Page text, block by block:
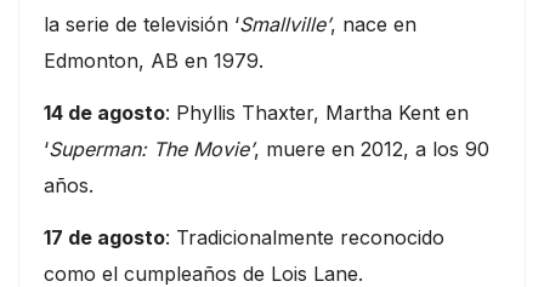
la serie de televisión ‘Smallville’, nace en
Edmonton, AB en 1979.
14 de agosto: Phyllis Thaxter, Martha Kent en
‘Superman: The Movie’, muere en 2012, a los 90
años.
17 de agosto: Tradicionalmente reconocido
como el cumpleaños de Lois Lane.